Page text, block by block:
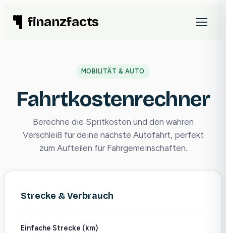
Inhalt finanzfacts
MOBILITÄT & AUTO
Fahrtkostenrechner
Berechne die Spritkosten und den wahren
Verschleiß für deine nächste Autofahrt, perfekt
zum Aufteilen für Fahrgemeinschaften.
Strecke & Verbrauch
Einfache Strecke (km)